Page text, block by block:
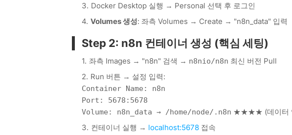
Docker Desktop 실행 → Personal 선택 후 로그인
Volumes 생성: 좌측 Volumes → Create → "n8n_data" 입력
Step 2: n8n 컨테이너 생성 (핵심 세팅)
좌측 Images → "n8n" 검색 → n8nio/n8n 최신 버전 Pull
Run 버튼 → 설정 입력:
Container Name: n8n
Port: 5678:5678
Volume: n8n_data → /home/node/.n8n ★★★★ (데이터
컨테이너 실행 → localhost:5678 접속